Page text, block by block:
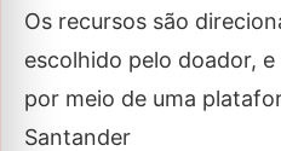
Os recursos são
escolhido pelo doador,
por meio de uma
Santander